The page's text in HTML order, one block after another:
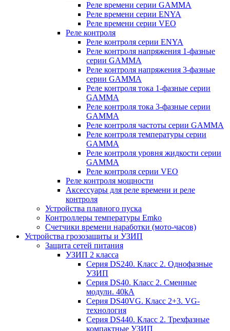
Реле времени серии GAMMA
Реле времени серии ENYA
Реле времени серии VEO
Реле контроля
Реле контроля серии ENYA
Реле контроля напряжения 1-фазные
серии GAMMA
Реле контроля напряжения 3-фазные
серии GAMMA
Реле контроля тока 1-фазные серии
GAMMA
Реле контроля тока 3-фазные серии
GAMMA
Реле контроля частоты серии GAMMA
Реле контроля температуры серии
GAMMA
Реле контроля уровня жидкости серии
GAMMA
Реле контроля серии VEO
Реле контроля мощности
Аксессуары для реле времени и реле
контроля
Устройства плавного пуска
Контроллеры температуры Emko
Счетчики времени наработки (мото-часов)
Устройства грозозащиты и УЗИП
Защита сетей питания
УЗИП 2 класса
Серия DS240. Класс 2. Однофазные
УЗИП
Серия DS40. Класс 2. Сменные
модули. 40kA
Серия DS40VG. Класс 2+3. VG-
технология
Серия DS440. Класс 2. Трехфазные
компактные УЗИП